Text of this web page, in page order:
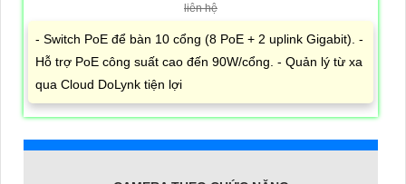
liên hệ
- Switch PoE để bàn 10 cổng (8 PoE + 2 uplink Gigabit). -
Hỗ trợ PoE công suất cao đến 90W/cổng. - Quản lý từ xa
qua Cloud DoLynk tiện lợi